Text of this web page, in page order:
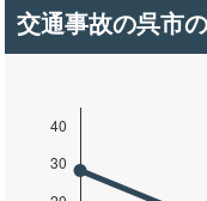
交通事故の呉市